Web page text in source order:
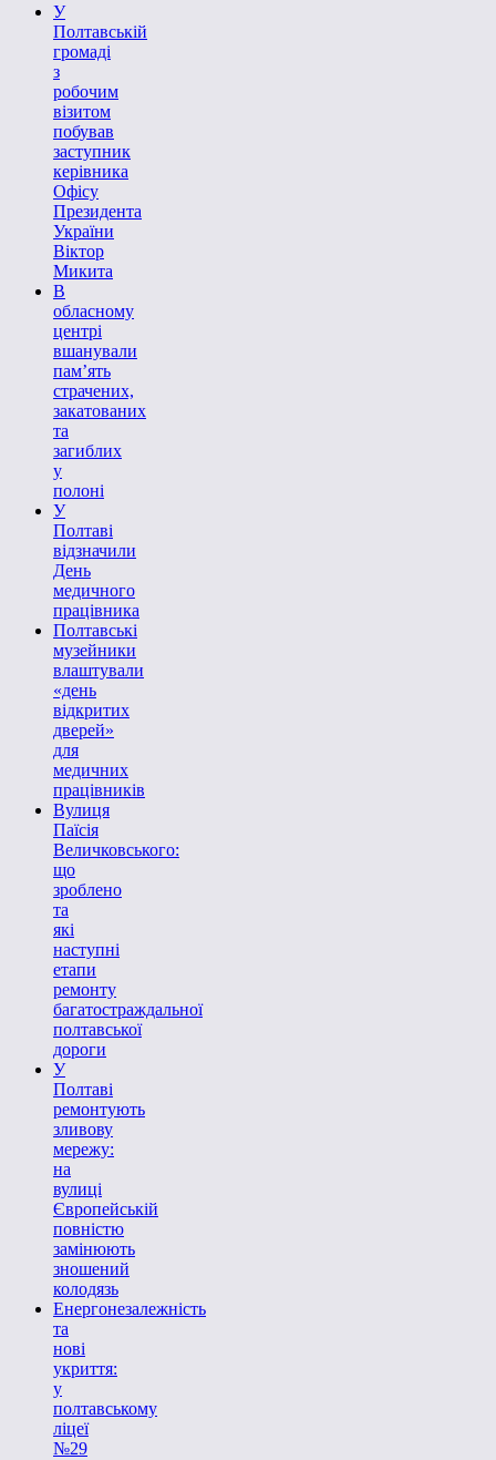
У
Полтавській
громаді
з
робочим
візитом
побував
заступник
керівника
Офісу
Президента
України
Віктор
Микита
В
обласному
центрі
вшанували
пам’ять
страчених,
закатованих
та
загиблих
у
полоні
У
Полтаві
відзначили
День
медичного
працівника
Полтавські
музейники
влаштували
«день
відкритих
дверей»
для
медичних
працівників
Вулиця
Паїсія
Величковського:
що
зроблено
та
які
наступні
етапи
ремонту
багатостраждальної
полтавської
дороги
У
Полтаві
ремонтують
зливову
мережу:
на
вулиці
Європейській
повністю
замінюють
зношений
колодязь
Енергонезалежність
та
нові
укриття:
у
полтавському
ліцеї
№29